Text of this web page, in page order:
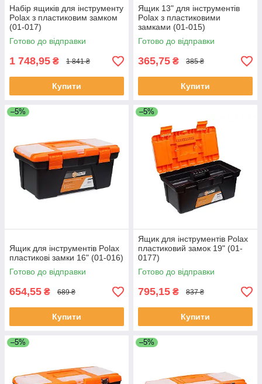
Набір ящиків для інструменту
Polax з пластиковим замком
(01-017)
Готово до відправки
1 748,95 ₴ 1 841 ₴
Купити
Ящик 13" для інструментів
Polax з пластиковими
замками (01-015)
Готово до відправки
365,75 ₴ 385 ₴
Купити
–5%
Ящик для інструментів Polax
пластикові замки 16" (01-016)
Готово до відправки
654,55 ₴ 689 ₴
Купити
–5%
Ящик для інструментів Polax
пластиковий замок 19" (01-
0177)
Готово до відправки
795,15 ₴ 837 ₴
Купити
–5% –5%